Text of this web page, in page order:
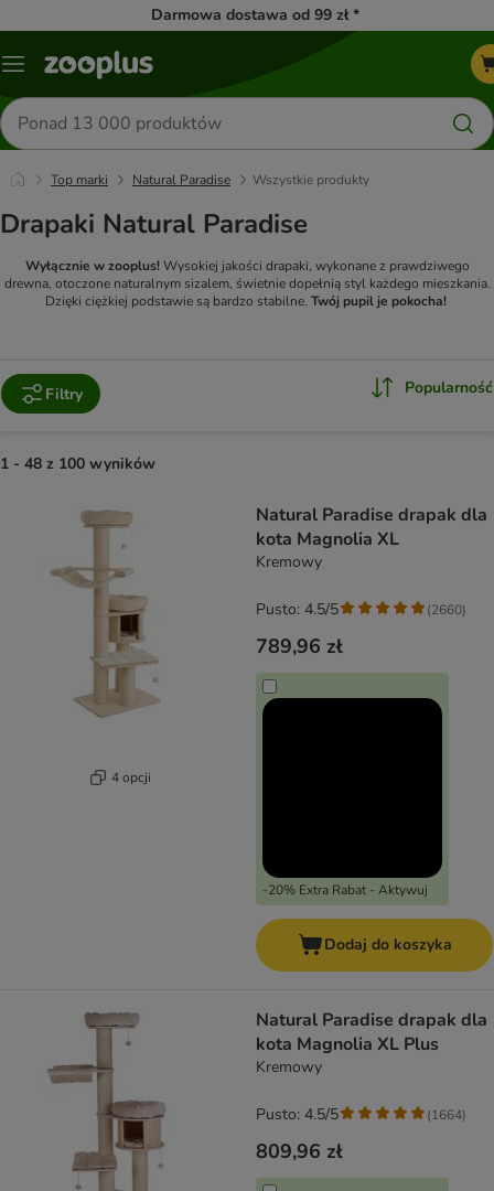
Darmowa dostawa od 99 zł *
Menu
Szukaj
produktów
Top marki Natural Paradise Wszystkie produkty
Drapaki Natural Paradise
Wyłącznie w zooplus!Wysokiej jakości drapaki, wykonane z prawdziwego
drewna, otoczone naturalnym sizalem, świetnie dopełnią styl każdego mieszkania.
Dzięki ciężkiej podstawie są bardzo stabilne. Twój pupil je pokocha!
Filtry Popularność
1 - 48 z 100 wyników
4 opcji
Natural Paradise drapak dla
kota Magnolia XL
Kremowy
789,96 zł
-20% Extra Rabat - Aktywuj
Pusto: 4.5/5 (2660)
Dodaj do koszyka
Natural Paradise drapak dla
kota Magnolia XL Plus
Kremowy
809,96 zł
Pusto: 4.5/5 (1664)